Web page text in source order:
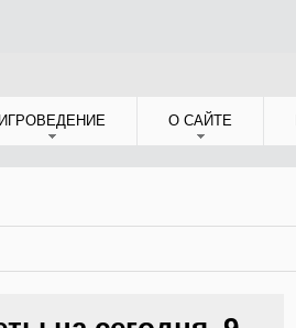
ИГРОВЕДЕНИЕ О САЙТЕ